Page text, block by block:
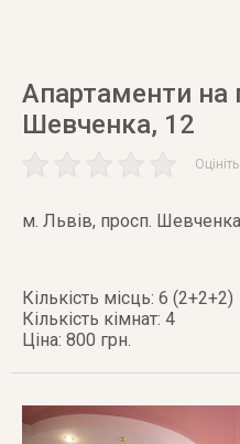
Апартаменти на
Шевченка, 12
м. Львів, просп.
Кількість місць: 6 (2+2+2)
Кількість кімнат: 4
Ціна: 800 грн.